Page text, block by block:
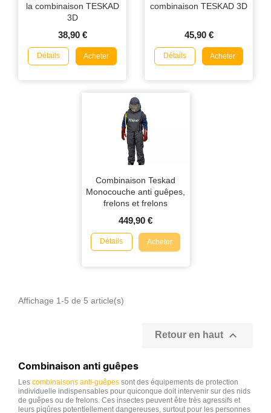
la combinaison TESKAD
3D
38,90 €
Détails Acheter
combinaison TESKAD 3D
45,90 €
Détails Acheter
Combinaison Teskad
Monocouche anti guêpes,
frelons et frelons
449,90 €
Détails Acheter
Affichage 1-5 de 5 article(s)
Retour en haut 
Combinaison anti guêpes
Les combinaisons anti-guêpes sont des équipements de protection
individuelle indispensables pour quiconque doit intervenir sur des nids
de guêpes ou de frelons. Ces insectes peuvent être très agressifs et
leurs piqûres potentiellement dangereuses, surtout pour les personnes